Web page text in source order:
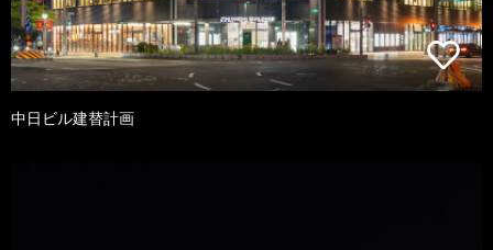
中日ビル建替計画